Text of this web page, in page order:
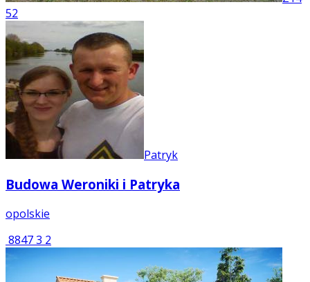
52
Patryk
Budowa Weroniki i Patryka
opolskie
88473 2